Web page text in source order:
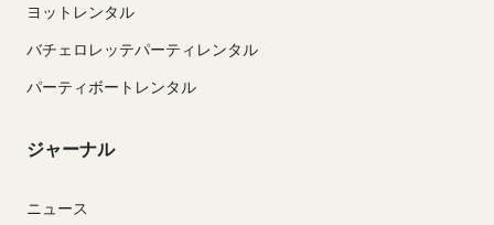
ヨットレンタル
バチェロレッテパーティレンタル
パーティボートレンタル
ジャーナル
ニュース